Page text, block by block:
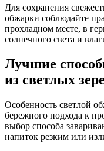
Для сохранения
обжарки соблюдайте
прохладном месте, в
солнечного света и
Лучшие
из светлых
Особенность светлой
бережного подхода к
выбор способа
напиток резким или